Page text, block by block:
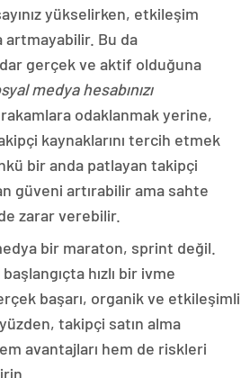
yükselirken, etkileşim
artmayabilir. Bu da
gerçek ve aktif olduğuna
medya hesabınızı
odaklanmak yerine,
kaynaklarını tercih etmek
bir anda patlayan takipçi
güveni artırabilir ama sahte
zarar verebilir.
bir maraton, sprint değil.
başlangıçta hızlı bir ivme
başarı, organik ve etkileşimli
takipçi satın alma
avantajları hem de riskleri